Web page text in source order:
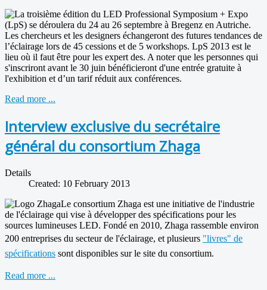
La troisième édition du LED Professional Symposium + Expo
(LpS) se déroulera du 24 au 26 septembre à Bregenz en Autriche.
Les chercheurs et les designers échangeront des futures tendances de
l’éclairage lors de 45 cessions et de 5 workshops. LpS 2013 est le
lieu où il faut être pour les expert des. A noter que les personnes qui
s'inscriront avant le 30 juin bénéficieront d'une entrée gratuite à
l'exhibition et d’un tarif réduit aux conférences.
Read more ...
Interview exclusive du secrétaire
général du consortium Zhaga
Details
Created: 10 February 2013
Le consortium Zhaga est une initiative de l'industrie
de l'éclairage qui vise à développer des spécifications pour les
sources lumineuses LED. Fondé en 2010, Zhaga rassemble environ
200 entreprises du secteur de l'éclairage, et plusieurs "livres" de
spécifications sont disponibles sur le site du consortium.
Read more ...